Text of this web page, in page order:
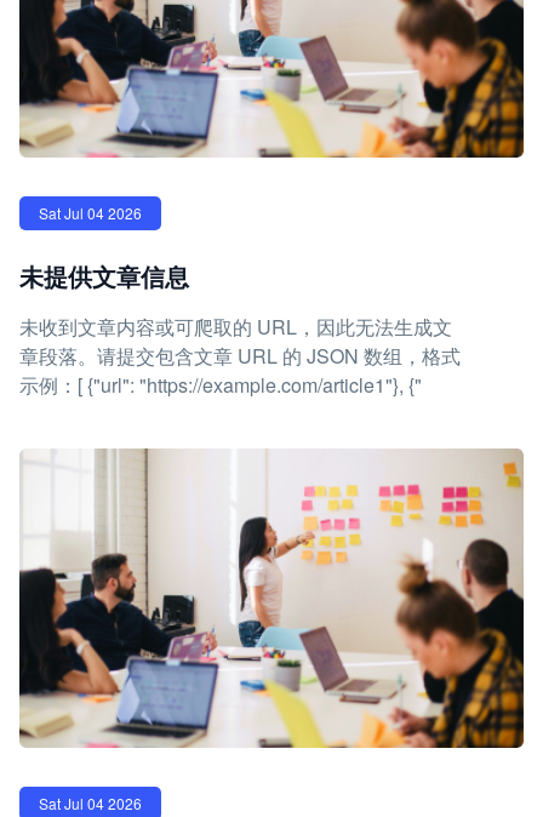
Sat Jul 04 2026
未提供文章信息
未收到文章内容或可爬取的 URL，因此无法生成文
章段落。请提交包含文章 URL 的 JSON 数组，格式
示例：[ {"url": "https://example.com/article1"}, {"
Sat Jul 04 2026